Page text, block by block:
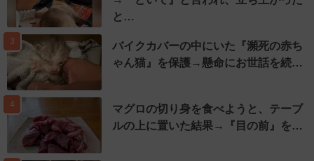
と…
3
バイクカバーの中にいた『瀕死の赤ち
ゃん猫』を保護→懸命にお世話を続…
4
マグロの切り身を食べようと、テーブ
ルの上に置いた結果→『目の前』を…